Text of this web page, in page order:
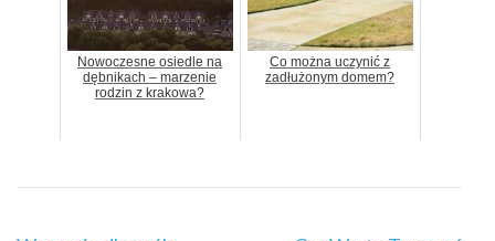
Nowoczesne osiedle na
dębnikach – marzenie
rodzin z krakowa?
Co można uczynić z
zadłużonym domem?